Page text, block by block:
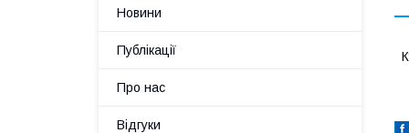
Новини
Публікації
Про нас
Відгуки